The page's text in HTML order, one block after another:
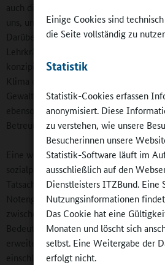
Einige Cookies sind
die Seite vollständig zu
Statistik
Statistik-Cookies erfassen
anonymisiert. Diese
zu verstehen, wie unsere
Besucherinnen unsere
Statistik-Software läuft im
ausschließlich auf den
Dienstleisters ITZBund. Eine
Nutzungsinformationen
Das Cookie hat eine
Monaten und löscht sich
selbst. Eine Weitergabe der
erfolgt nicht.
auch die Eltern verlässliche
uns, und sie vertrauen unserer Arbeit",
Darüber hinaus unterstützen die
Lehrkräfte, indem sie neben Beratung
konzipieren und Sozialtrainings
Klima der Schule mitentscheidend sind:
Gewaltprävention, Angebote zur
ebenso ins Portfolio der
Betreuung der Streitschlichter und
Eine wesentliche Grundlage für die
sozialpädagogischen Angebote ist die
Tatsache, dass die Vermittlung sozialer
Notengebung bedarf. In der
zwischen Lehrkräften und
Bedeutung der sozialen Beziehungen
erweitertes Verständnis von
einschließt, aus Fehlern zu lernen: "Wir